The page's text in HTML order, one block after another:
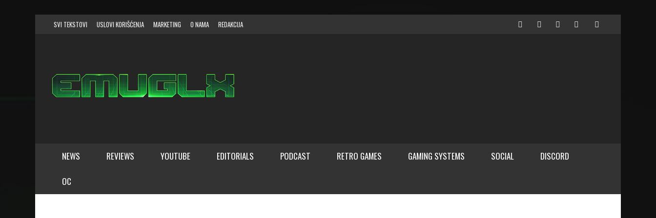
SVI TEKSTOVI USLOVI KORIŠĆENJA MARKETING O NAMA REDAKCIJA
NEWS REVIEWS YOUTUBE EDITORIALS PODCAST RETRO GAMES
SVI TEKSTOVI
GAMING SYSTEMS
SVI SISTEMI
SOCIAL DISCORD
OC